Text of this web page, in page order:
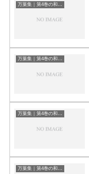
万葉集｜第4巻の和歌一覧
万葉集｜第4巻の和歌一覧
万葉集｜第4巻の和歌一覧
万葉集｜第4巻の和歌一覧